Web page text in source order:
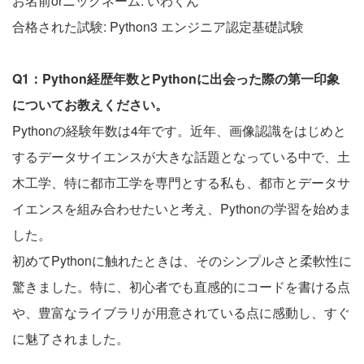
合格された試験: Python3 エンジニア認定基礎試験
Q1：Python経歴年数とPythonに出会った際の第一印象
についてお教えください。
Pythonの経験年数は4年です。近年、画像認識をはじめと
するデータサイエンスが大きな話題となっている中で、土
木工学、特に都市工学を専門とする私も、都市とデータサ
イエンスを組み合わせたいと考え、Pythonの学習を始めま
した。
初めてPythonに触れたときは、そのシンプルさと柔軟性に
驚きました。特に、初心者でも直感的にコードを書ける点
や、豊富なライブラリが用意されている点に感動し、すぐ
に魅了されました。